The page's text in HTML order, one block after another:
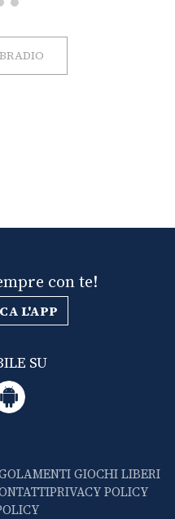
con te!
L'APP
SU
GIOCHI LIBERI
PRIVACY POLICY